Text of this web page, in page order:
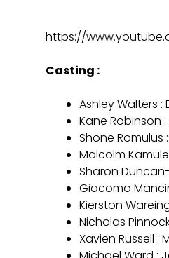
https://
Casting :
Ashley Walters :
Kane Robinson :
Shone Romulus
Malcolm
Sharon
Giacomo
Kierston
Nicholas
Xavien Russell :